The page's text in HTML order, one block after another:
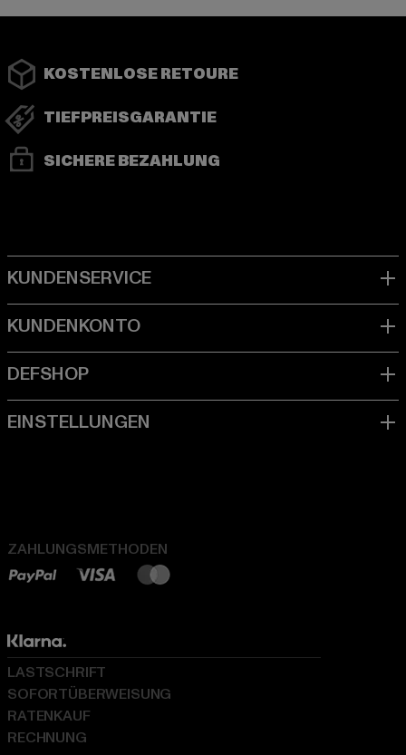
KOSTENLOSE RETOURE
TIEFPREISGARANTIE
SICHERE BEZAHLUNG
ZAHLUNGSMETHODEN
LASTSCHRIFT
SOFORTÜBERWEISUNG
RATENKAUF
RECHNUNG